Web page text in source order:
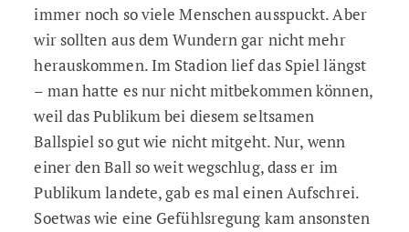
immer noch so viele Menschen ausspuckt. Aber
wir sollten aus dem Wundern gar nicht mehr
herauskommen. Im Stadion lief das Spiel längst
– man hatte es nur nicht mitbekommen können,
weil das Publikum bei diesem seltsamen
Ballspiel so gut wie nicht mitgeht. Nur, wenn
einer den Ball so weit wegschlug, dass er im
Publikum landete, gab es mal einen Aufschrei.
Soetwas wie eine Gefühlsregung kam ansonsten